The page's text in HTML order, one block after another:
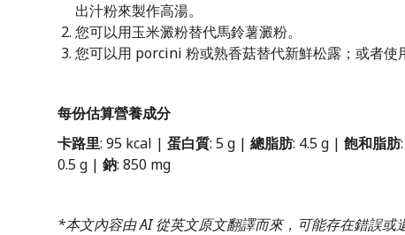
出汁粉來製作高湯。
您可以用玉米澱粉替代馬鈴薯澱粉。
您可以用 porcini 粉或熟香菇替代新鮮松露；或者使
每份估算營養成分
卡路里: 95 kcal | 蛋白質: 5 g | 總脂肪: 4.5 g | 飽和脂肪
0.5 g | 鈉: 850 mg
*本文內容由 AI 從英文原文翻譯而來，可能存在錯誤